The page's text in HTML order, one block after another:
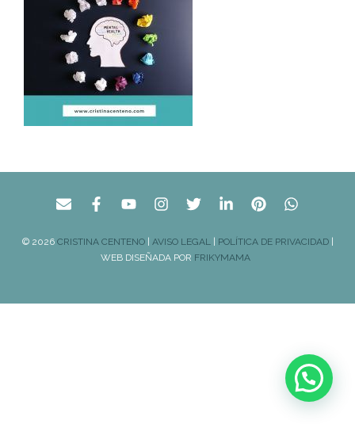
© 2026 CRISTINA CENTENO| AVISO LEGAL| POLÍTICA DE PRIVACIDAD|
WEB DISEÑADA POR FRIKYMAMA